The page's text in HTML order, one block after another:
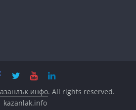
инфо. All rights reserved.
kazanlak.info